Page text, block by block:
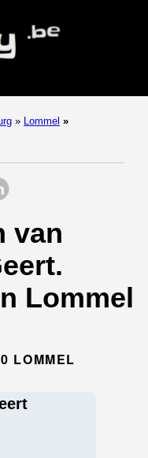
» Lommel »
van
Lommel
LOMMEL